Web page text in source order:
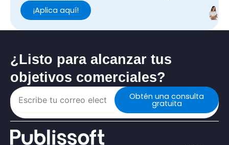
¡Aplica aquí!
¿Listo para alcanzar tus
objetivos comerciales?
Obtén una consulta
gratuita